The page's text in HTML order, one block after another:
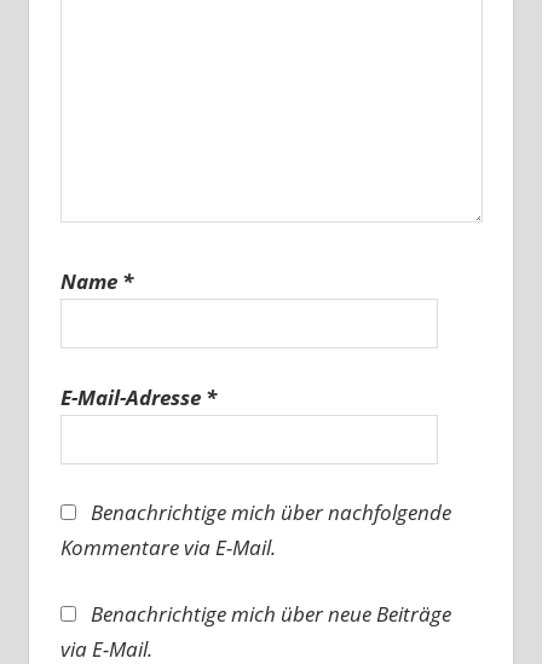
Name *
E-Mail-Adresse *
Benachrichtige mich über nachfolgende
Kommentare via E-Mail.
Benachrichtige mich über neue Beiträge
via E-Mail.